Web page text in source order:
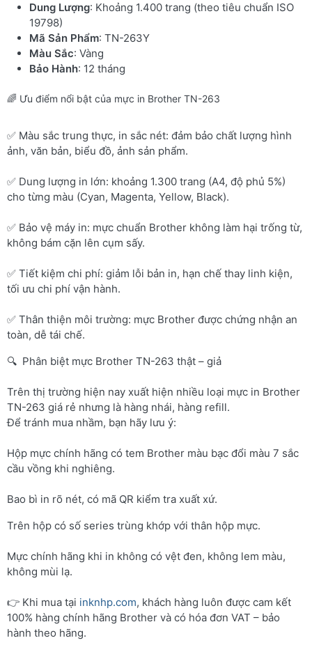
Dung Lượng: Khoảng 1.400 trang (theo tiêu chuẩn ISO
19798)
Mã Sản Phẩm: TN-263Y
Màu Sắc: Vàng
Bảo Hành: 12 tháng
🌈 Ưu điểm nổi bật của mực in Brother TN-263
✅ Màu sắc trung thực, in sắc nét: đảm bảo chất lượng hình
ảnh, văn bản, biểu đồ, ảnh sản phẩm.
✅ Dung lượng in lớn: khoảng 1.300 trang (A4, độ phủ 5%)
cho từng màu (Cyan, Magenta, Yellow, Black).
✅ Bảo vệ máy in: mực chuẩn Brother không làm hại trống từ,
không bám cặn lên cụm sấy.
✅ Tiết kiệm chi phí: giảm lỗi bản in, hạn chế thay linh kiện,
tối ưu chi phí vận hành.
✅ Thân thiện môi trường: mực Brother được chứng nhận an
toàn, dễ tái chế.
🔍 Phân biệt mực Brother TN-263 thật – giả
Trên thị trường hiện nay xuất hiện nhiều loại mực in Brother
TN-263 giá rẻ nhưng là hàng nhái, hàng refill.
Để tránh mua nhầm, bạn hãy lưu ý:
Hộp mực chính hãng có tem Brother màu bạc đổi màu 7 sắc
cầu vồng khi nghiêng.
Bao bì in rõ nét, có mã QR kiểm tra xuất xứ.
Trên hộp có số series trùng khớp với thân hộp mực.
Mực chính hãng khi in không có vệt đen, không lem màu,
không mùi lạ.
👉 Khi mua tại inknhp.com, khách hàng luôn được cam kết
100% hàng chính hãng Brother và có hóa đơn VAT – bảo
hành theo hãng.